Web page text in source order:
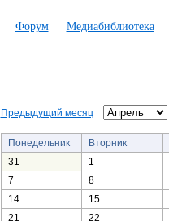
Форум Медиабиблиотека
Предыдущий месяц
Понедельник Вторник
31
1
7
8
14
15
21
22